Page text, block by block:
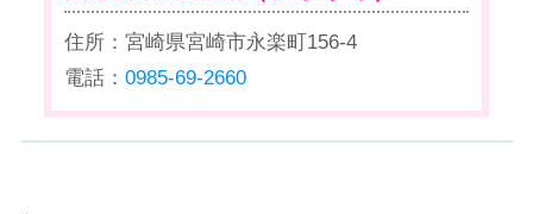
住所：宮崎県宮崎市永楽町156-4
電話：0985-69-2660